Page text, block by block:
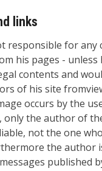
links
responsible for any
his pages - unless
contents and
of his site
occurs by the
only the author of
not the one
the author
published